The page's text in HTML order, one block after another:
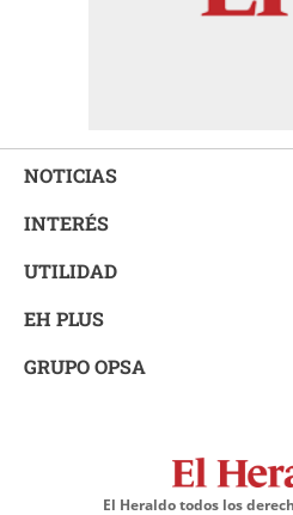
NOTICIAS
INTERÉS
UTILIDAD
EH PLUS
GRUPO OPSA
El Heraldo todos los